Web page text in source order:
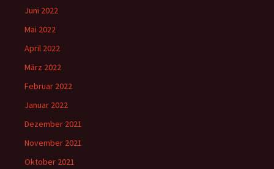
Juni 2022
Mai 2022
April 2022
März 2022
Februar 2022
Januar 2022
Dezember 2021
November 2021
Oktober 2021